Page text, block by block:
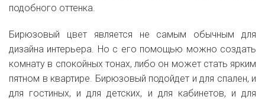
подобного оттенка.
Бирюзовый цвет является не самым обычным для
дизайна интерьера. Но с его помощью можно создать
комнату в спокойных тонах, либо он может стать ярким
пятном в квартире. Бирюзовый подойдет и для спален, и
для гостиных, и для детских, и для кабинетов, и для